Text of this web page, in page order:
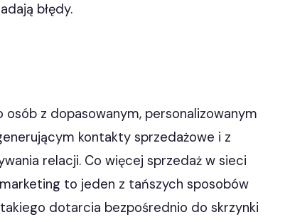
błędy.
z dopasowanym, personalizowanym
kontakty sprzedażowe i z
relacji. Co więcej sprzedaż w sieci
to jeden z tańszych sposobów
dotarcia bezpośrednio do skrzynki